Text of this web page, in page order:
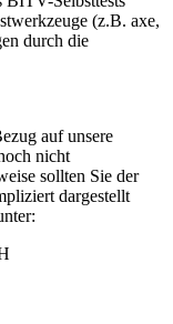
(z.B. axe,
durch die
auf unsere
nicht
sollten Sie der
dargestellt